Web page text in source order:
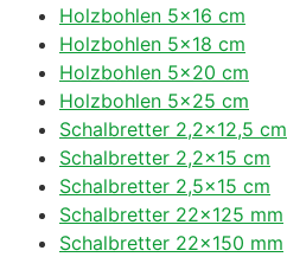
Holzbohlen 5×16 cm
Holzbohlen 5×18 cm
Holzbohlen 5×20 cm
Holzbohlen 5×25 cm
Schalbretter 2,2×12,5 cm
Schalbretter 2,2×15 cm
Schalbretter 2,5×15 cm
Schalbretter 22×125 mm
Schalbretter 22×150 mm